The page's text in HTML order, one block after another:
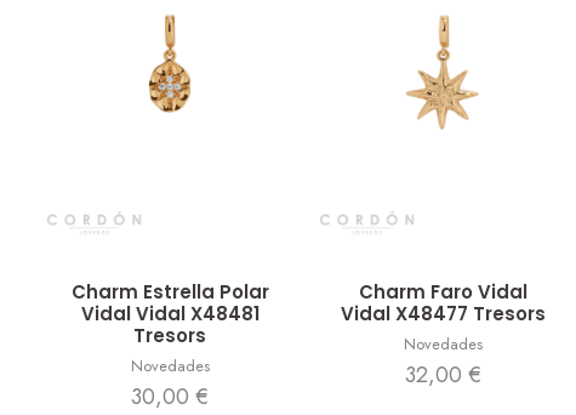
Charm Estrella Polar
Vidal Vidal X48481
Tresors
Novedades
30,00€
Charm Faro Vidal
Vidal X48477 Tresors
Novedades
32,00 €